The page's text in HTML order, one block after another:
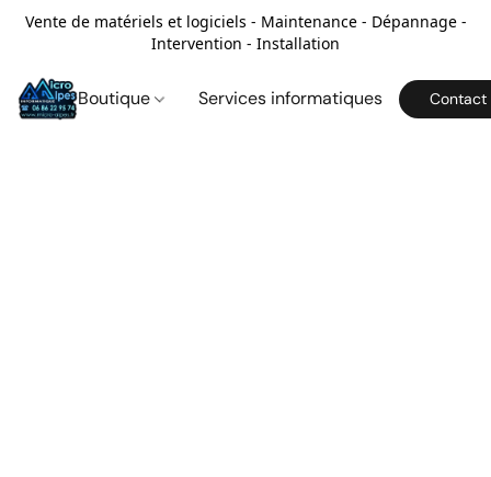
Vente de matériels et logiciels - Maintenance - Dépannage -
Intervention - Installation
Boutique Services informatiques Contact